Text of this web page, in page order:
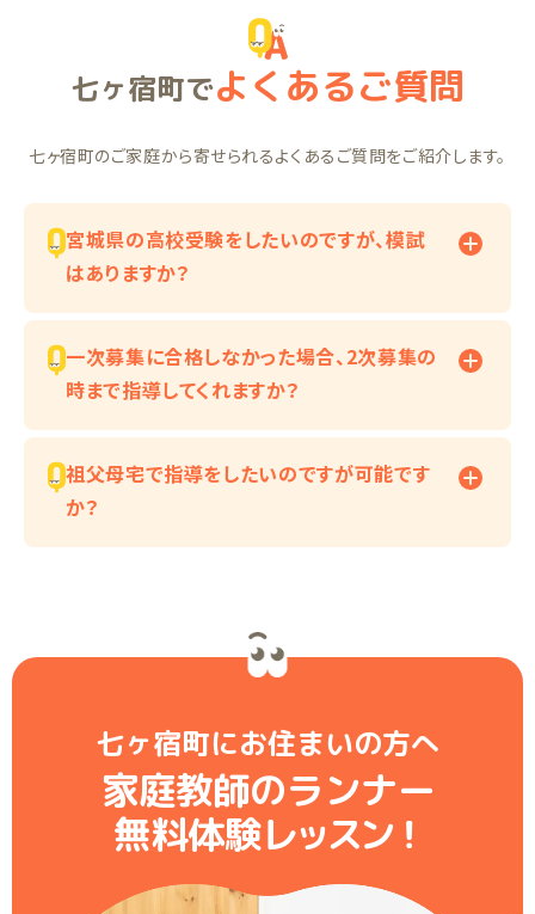
七ヶ宿町でよくあるご質問
七ヶ宿町のご家庭から寄せられるよくあるご質問をご紹介します。
宮城県の高校受験をしたいのですが、模試
はありますか？
一次募集に合格しなかった場合、2次募集の
時まで指導してくれますか？
祖父母宅で指導をしたいのですが可能です
か？
七ヶ宿町にお住まいの方へ
家庭教師のランナー
無料体験レッスン！